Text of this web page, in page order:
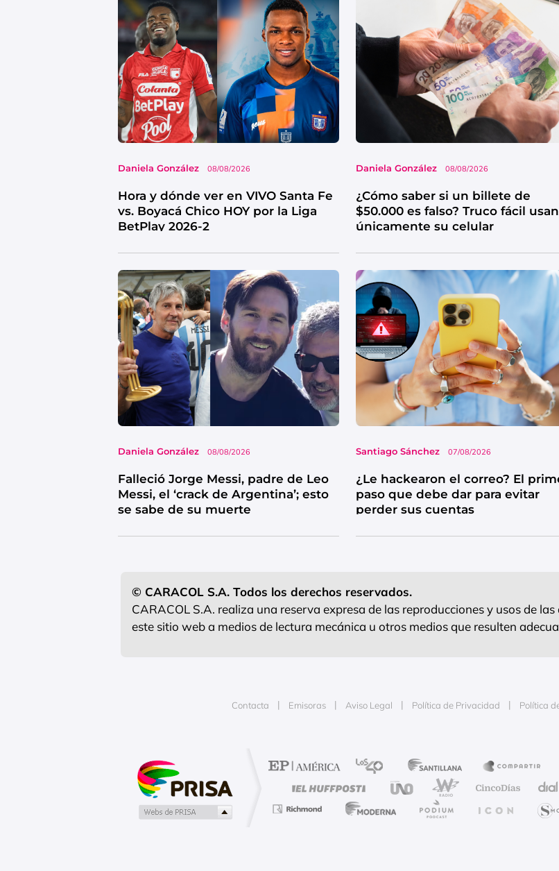
Daniela González 08/08/2026
Hora y dónde ver en VIVO Santa Fe
vs. Boyacá Chico HOY por la Liga
BetPlay 2026-2
Daniela González 08/08/2026
¿Cómo saber si un billete de
$50.000 es falso? Truco fácil
únicamente su celular
Daniela González 08/08/2026
Falleció Jorge Messi, padre de Leo
Messi, el ‘crack de Argentina’; esto
se sabe de su muerte
Santiago Sánchez 07/08/2026
¿Le hackearon el correo? El
paso que debe dar para evitar
perder sus cuentas
© CARACOL S.A. Todos los derechos reservados.
CARACOL S.A. realiza una reserva expresa de las reproducciones y usos de
este sitio web a medios de lectura mecánica u otros medios que resulten
Contacta Emisoras Aviso Legal Política de Privacidad Política